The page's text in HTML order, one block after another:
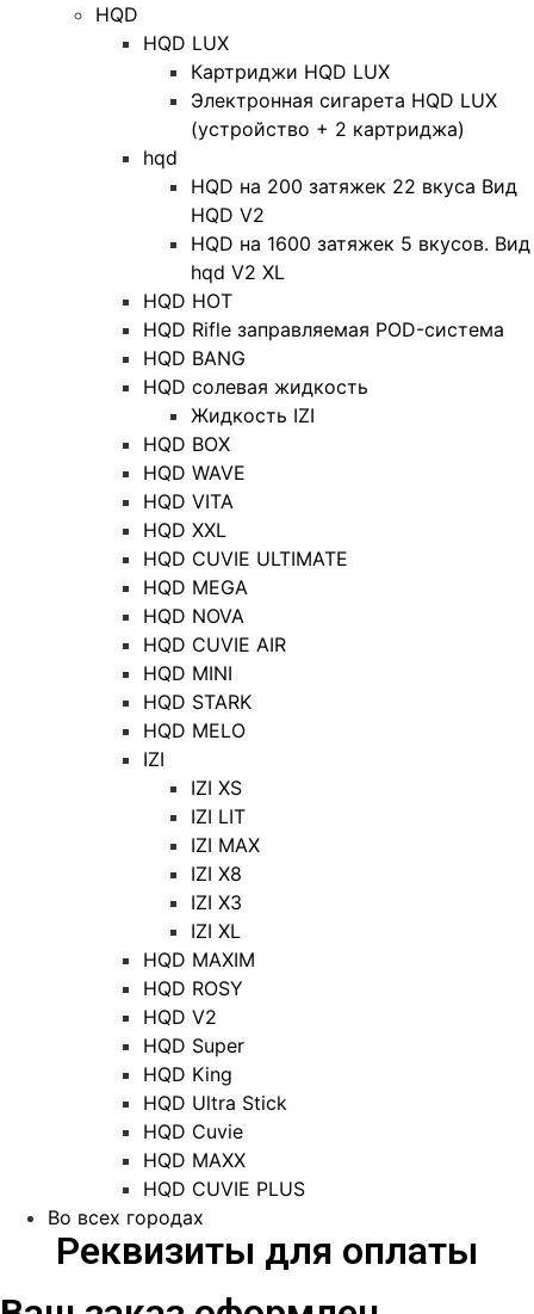
HQD
HQD LUX
Картриджи HQD LUX
Электронная сигарета HQD LUX
(устройство + 2 картриджа)
hqd
HQD на 200 затяжек 22 вкуса Вид
HQD V2
HQD на 1600 затяжек 5 вкусов. Вид
hqd V2 XL
HQD HOT
HQD Rifle заправляемая POD-система
HQD BANG
HQD солевая жидкость
Жидкость IZI
HQD BOX
HQD WAVE
HQD VITA
HQD XXL
HQD CUVIE ULTIMATE
HQD MEGA
HQD NOVA
HQD CUVIE AIR
HQD MINI
HQD STARK
HQD MELO
IZI
IZI XS
IZI LIT
IZI MAX
IZI X8
IZI X3
IZI XL
HQD MAXIM
HQD ROSY
HQD V2
HQD Super
HQD King
HQD Ultra Stick
HQD Cuvie
HQD MAXX
HQD CUVIE PLUS
Во всех городах
Реквизиты для оплаты